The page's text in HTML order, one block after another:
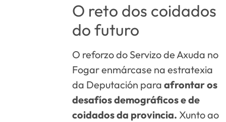
O reto dos coidados
do futuro
O reforzo do Servizo de Axuda no
Fogar enmárcase na estratexia
da Deputación paraafrontar os
desafíos demográficos e de
coidados da provincia. Xunto ao